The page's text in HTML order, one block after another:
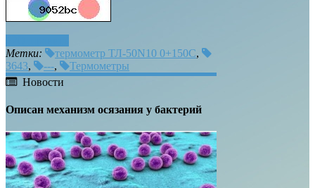
Метки:
термометр ТЛ-50N10 0+150С,
3643, ---,
Термометры
Новости
Описан механизм осязания у бактерий